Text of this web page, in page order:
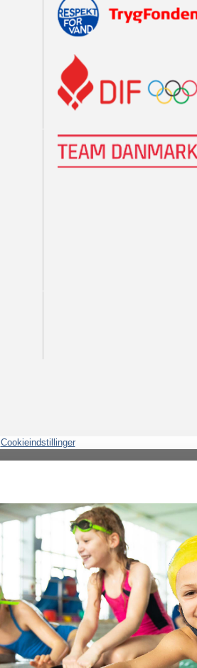
Cookieindstillinger